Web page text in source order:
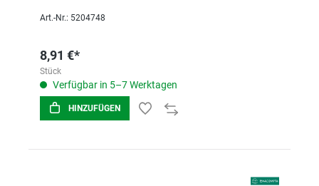
Art.-Nr.: 5204748
8,91 €*
Stück
Verfügbar in 5–7 Werktagen
HINZUFÜGEN